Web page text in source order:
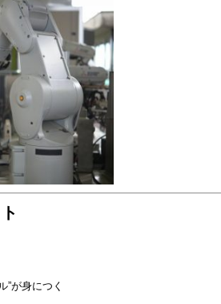
”が身につく